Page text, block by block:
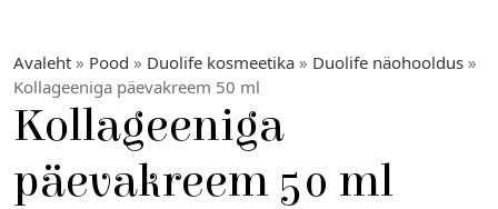
Avaleht » Pood » Duolife kosmeetika » Duolife näohooldus »
Kollageeniga päevakreem 50 ml
Kollageeniga
päevakreem 50 ml